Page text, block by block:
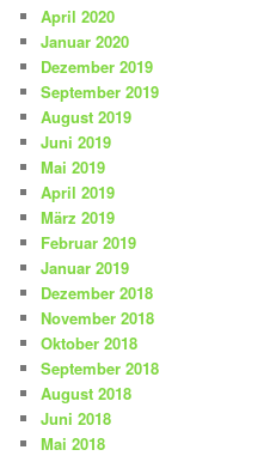
April 2020
Januar 2020
Dezember 2019
September 2019
August 2019
Juni 2019
Mai 2019
April 2019
März 2019
Februar 2019
Januar 2019
Dezember 2018
November 2018
Oktober 2018
September 2018
August 2018
Juni 2018
Mai 2018